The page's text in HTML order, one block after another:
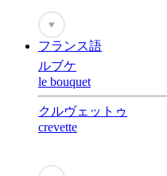
♥
フランス語
ルブケ
le bouquet
クルヴェットゥ
crevette